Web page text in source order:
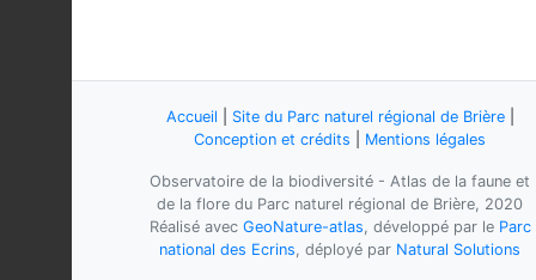
Accueil Site du Parc naturel régional de Brière|
Conception et crédits
Mentions légales
Observatoire de la biodiversité - Atlas de la faune et
de la flore du Parc naturel régional de Brière, 2020
Réalisé avec GeoNature-atlas, développé par le Parc
national des Ecrins, déployé par Natural Solutions